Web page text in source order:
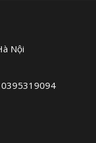
Nội
0395319094